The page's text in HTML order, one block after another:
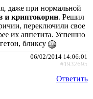
даже при нормальной
и криптокорин. Решил
переключили свое
их аппетита. Успешно
бликсу
06/02/2014 14:06:01
#1932695
Ответить